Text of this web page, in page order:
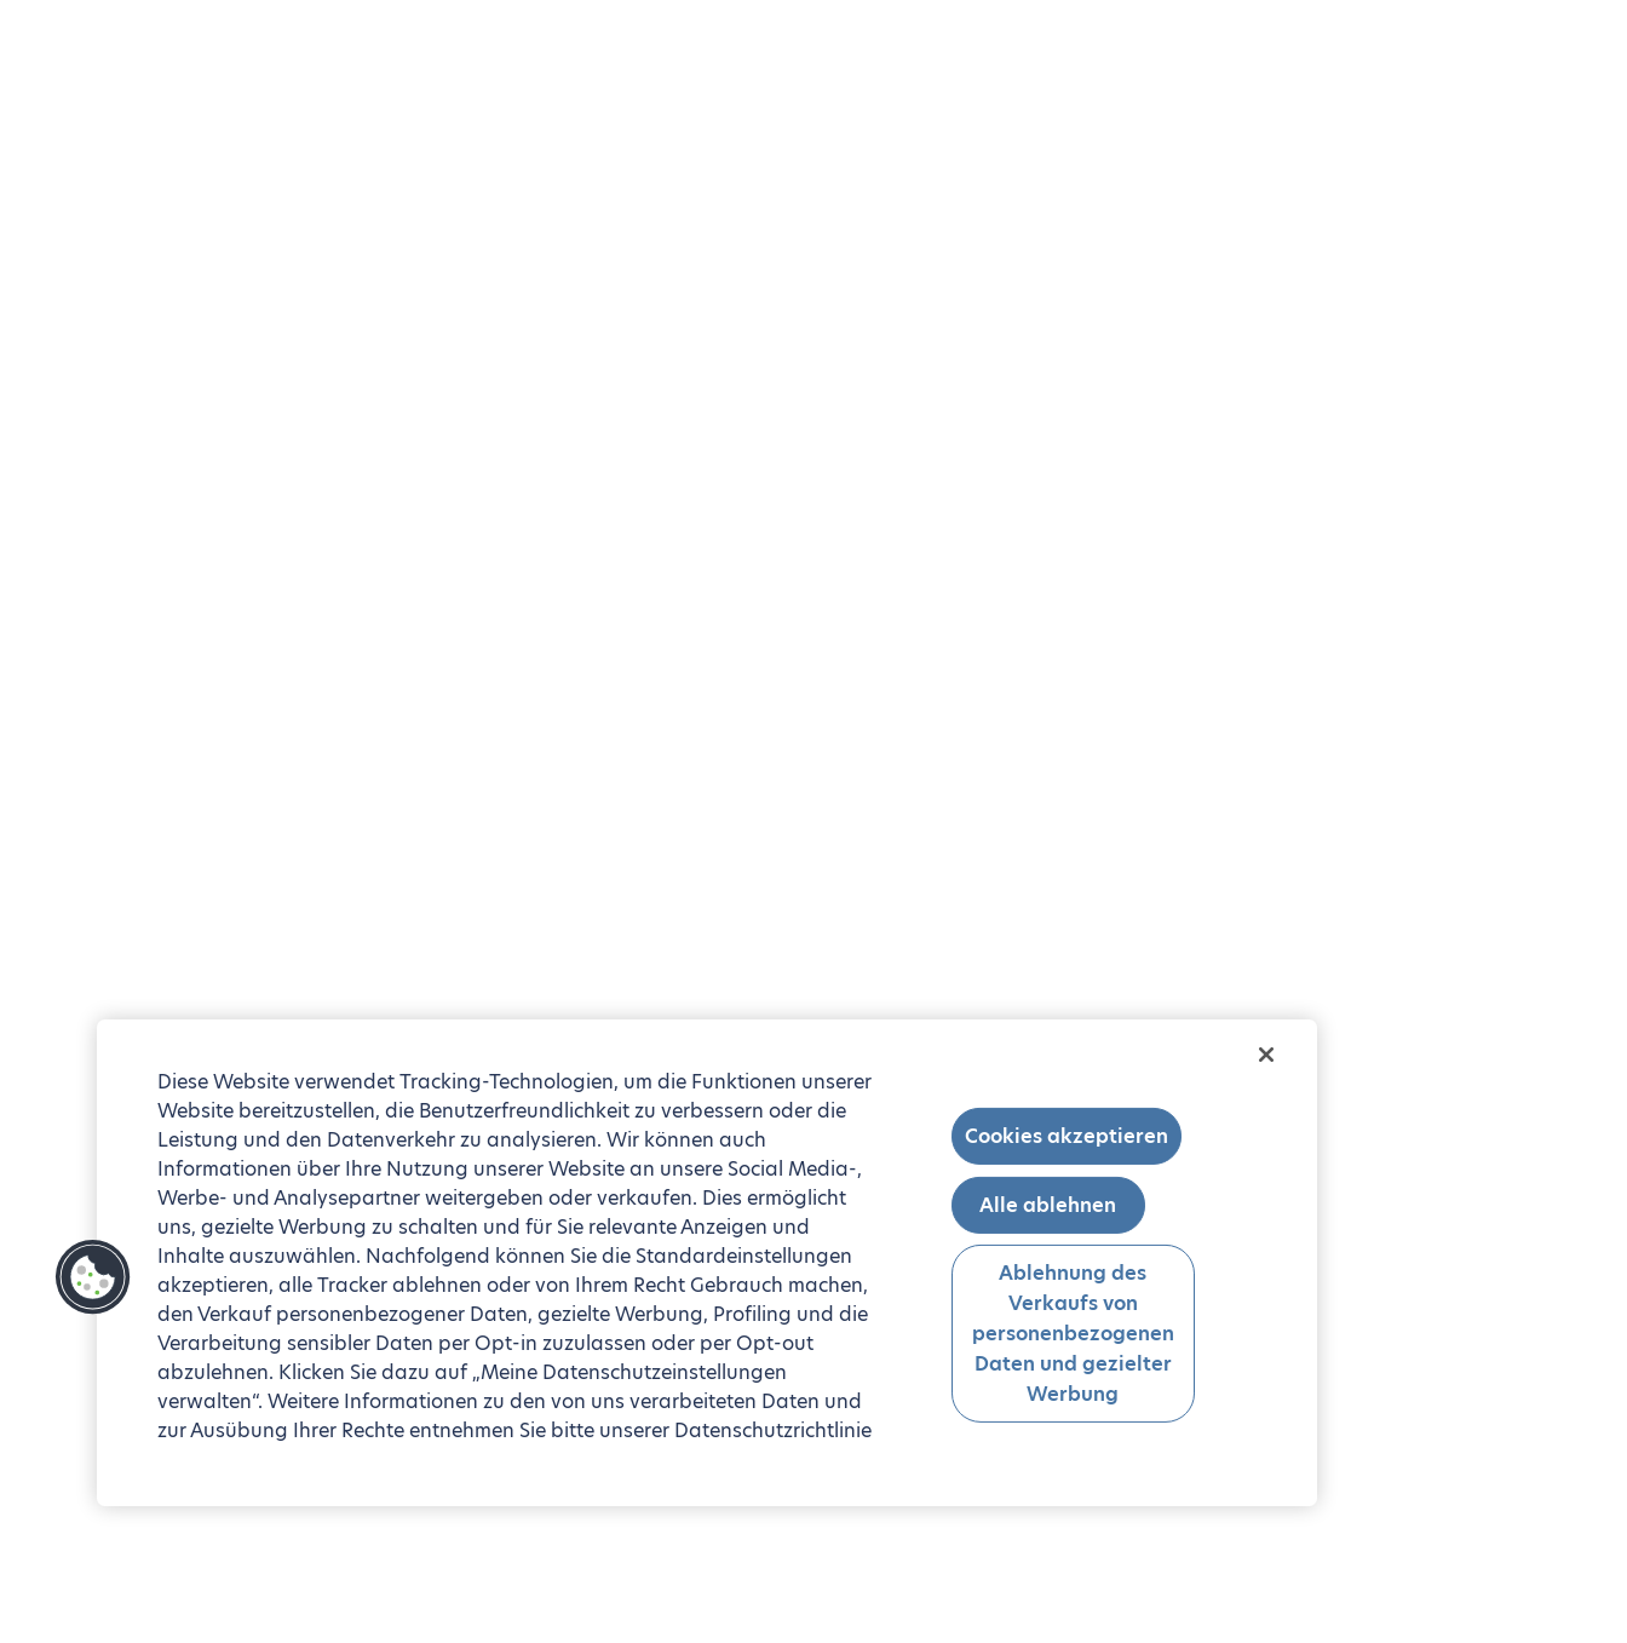
Diese Website verwendet Tracking-Technologien, um die Funktionen unserer
Website bereitzustellen, die Benutzerfreundlichkeit zu verbessern oder die
Leistung und den Datenverkehr zu analysieren. Wir können auch
Informationen über Ihre Nutzung unserer Website an unsere Social Media-,
Werbe- und Analysepartner weitergeben oder verkaufen. Dies ermöglicht
uns, gezielte Werbung zu schalten und für Sie relevante Anzeigen und
Inhalte auszuwählen. Nachfolgend können Sie die Standardeinstellungen
akzeptieren, alle Tracker ablehnen oder von Ihrem Recht Gebrauch machen,
den Verkauf personenbezogener Daten, gezielte Werbung, Profiling und die
Verarbeitung sensibler Daten per Opt-in zuzulassen oder per Opt-out
abzulehnen. Klicken Sie dazu auf „Meine Datenschutzeinstellungen
verwalten“. Weitere Informationen zu den von uns verarbeiteten Daten und
zur Ausübung Ihrer Rechte entnehmen Sie bitte unserer Datenschutzrichtlinie
Cookies akzeptieren
Alle ablehnen
Ablehnung des
Verkaufs von
personenbezogenen
Daten und gezielter
Werbung